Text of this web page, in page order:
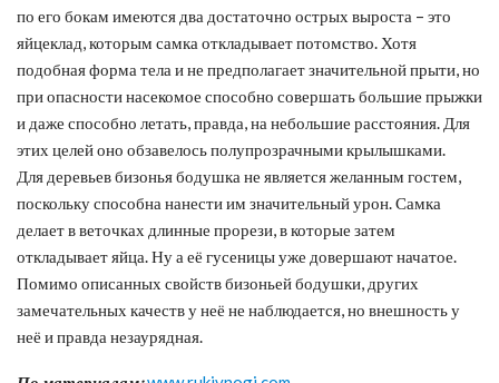
по его бокам имеются два достаточно острых выроста – это
яйцеклад, которым самка откладывает потомство. Хотя
подобная форма тела и не предполагает значительной прыти, но
при опасности насекомое способно совершать большие прыжки
и даже способно летать, правда, на небольшие расстояния. Для
этих целей оно обзавелось полупрозрачными крылышками.
Для деревьев бизонья бодушка не является желанным гостем,
поскольку способна нанести им значительный урон. Самка
делает в веточках длинные прорези, в которые затем
откладывает яйца. Ну а её гусеницы уже довершают начатое.
Помимо описанных свойств бизоньей бодушки, других
замечательных качеств у неё не наблюдается, но внешность у
неё и правда незаурядная.